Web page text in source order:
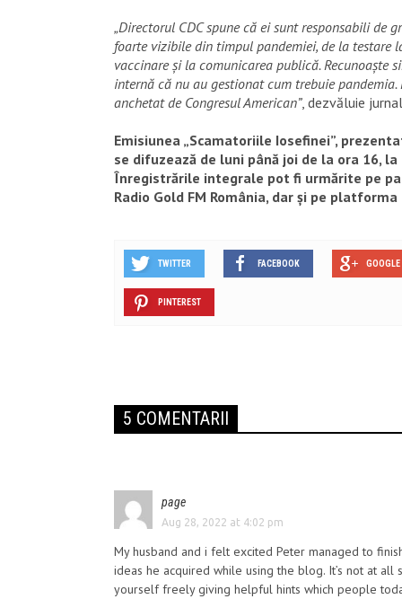
„Directorul CDC spune că ei sunt responsabili de
foarte vizibile din timpul pandemiei, de la testare
vaccinare și la comunicarea publică. Recunoaște
internă că nu au gestionat cum trebuie pandemia.
anchetat de Congresul American”, dezvăluie
Emisiunea „Scamatoriile Iosefinei”,
se difuzează de luni până joi de la ora 16, la
Înregistrările integrale pot fi urmărite pe
Radio Gold FM România, dar și pe
TWITTER FACEBOOK GOOGLE
PINTEREST
5 COMENTARII
page
Aug 28, 2022 at 4:02 pm
My husband and i felt excited Peter managed to
ideas he acquired while using the blog. It’s not at all
yourself freely giving helpful hints which people